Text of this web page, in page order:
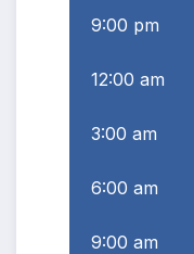
9:00 pm
12:00 am
3:00 am
6:00 am
9:00 am